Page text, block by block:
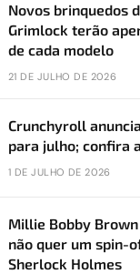
Novos brinquedos
Grimlock terão
de cada modelo
21 DE JULHO DE 2026
Crunchyroll
para julho; confira
1 DE JULHO DE 2026
Millie Bobby
não quer um spin-
Sherlock Holmes